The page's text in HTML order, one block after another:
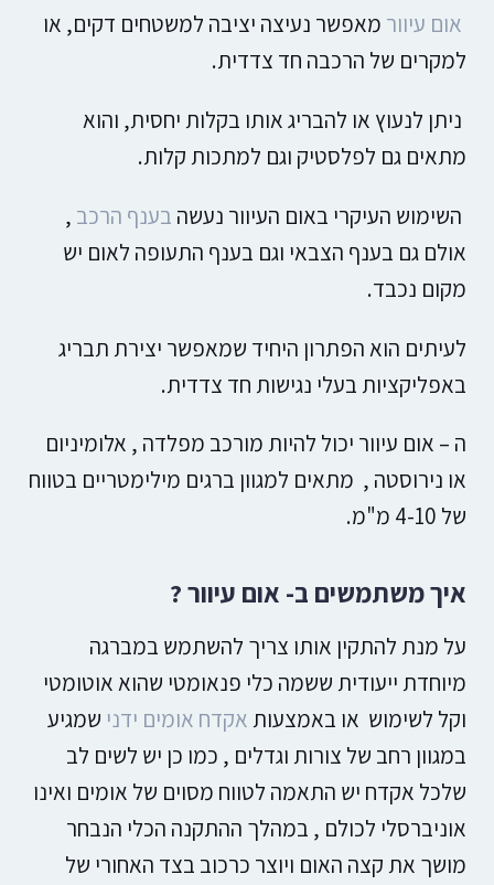
אום עיוור מאפשר נעיצה יציבה למשטחים דקים, או
למקרים של הרכבה חד צדדית.
ניתן לנעוץ או להבריג אותו בקלות יחסית, והוא
מתאים גם לפלסטיק וגם למתכות קלות.
השימוש העיקרי באום העיוור נעשה בענף הרכב ,
אולם גם בענף הצבאי וגם בענף התעופה לאום יש
מקום נכבד.
לעיתים הוא הפתרון היחיד שמאפשר יצירת תבריג
באפליקציות בעלי נגישות חד צדדית.
ה – אום עיוור יכול להיות מורכב מפלדה , אלומיניום
או נירוסטה , מתאים למגוון ברגים מילימטריים בטווח
של 4-10 מ"מ.
איך משתמשים ב- אום עיוור ?
על מנת להתקין אותו צריך להשתמש במברגה
מיוחדת ייעודית ששמה כלי פנאומטי שהוא אוטומטי
וקל לשימוש או באמצעותאקדח אומים ידני שמגיע
במגוון רחב של צורות וגדלים , כמו כן יש לשים לב
שלכל אקדח יש התאמה לטווח מסוים של אומים ואינו
אוניברסלי לכולם , במהלך ההתקנה הכלי הנבחר
מושך את קצה האום ויוצר כרכוב בצד האחורי של